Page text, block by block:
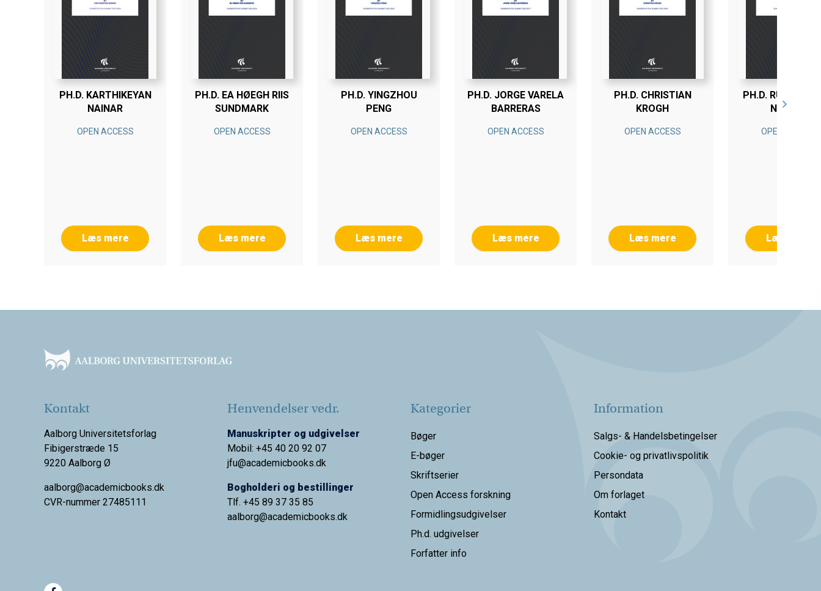
PH.D. KARTHIKEYAN
NAINAR
OPEN ACCESS
Læs mere
PH.D. EA HØEGH RIIS
SUNDMARK
OPEN ACCESS
Læs mere
PH.D. YINGZHOU
PENG
OPEN ACCESS
Læs mere
PH.D. JORGE VARELA
BARRERAS
OPEN ACCESS
Læs mere
PH.D. CHRISTIAN
KROGH
OPEN ACCESS
Læs mere
PH.D. RUNE
NIELSEN
OPEN ACCESS
Læs mere
Kontakt
Aalborg Universitetsforlag
Fibigerstræde 15
9220 Aalborg Ø
aalborg@academicbooks.dk
CVR-nummer 27485111
Henvendelser vedr.
Manuskripter og udgivelser
Mobil: +45 40 20 92 07
jfu@academicbooks.dk
Bogholderi og bestillinger
Tlf. +45 89 37 35 85
aalborg@academicbooks.dk
Kategorier
Bøger
E-bøger
Skriftserier
Open Access forskning
Formidlingsudgivelser
Ph.d. udgivelser
Forfatter info
Information
Salgs- & Handelsbetingelser
Cookie- og privatlivspolitik
Persondata
Om forlaget
Kontakt